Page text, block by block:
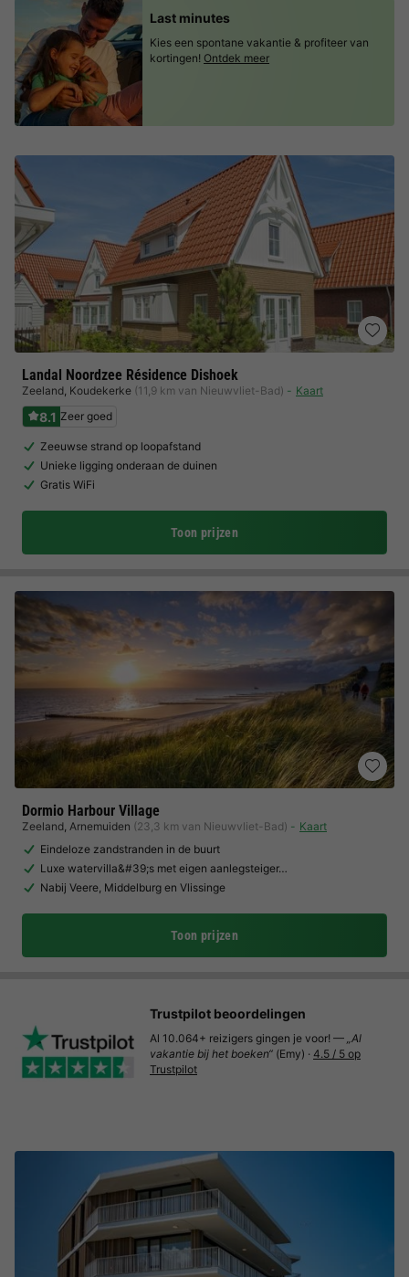
Landal Noordzee Résidence Dishoek
Zeeland, Koudekerke (11,9 km van Nieuwvliet-Bad) Kaart
8.1 Zeer goed
Zeeuwse strand op loopafstand
Unieke ligging onderaan de duinen
Gratis WiFi
Toon prijzen
Dormio Harbour Village
Zeeland, Arnemuiden (23,3 km van Nieuwvliet-Bad)
Kaart
Eindeloze zandstranden in de buurt
Luxe watervilla&#39;s met eigen aanlegsteiger…
Nabij Veere, Middelburg en Vlissinge
Toon prijzen
Last minutes
Kies een spontane vakantie & profiteer van
kortingen! Ontdek meer
Trustpilot beoordelingen
Al 10.064+ reizigers gingen je voor! — „Al
vakantie bij het boeken“ (Emy) · 4.5 / 5 op
Trustpilot